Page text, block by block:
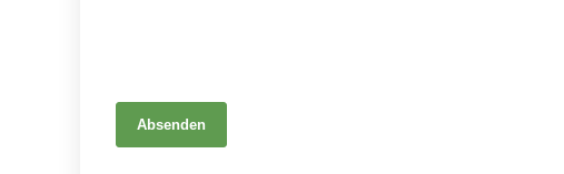
Absenden
21. Mai 2026